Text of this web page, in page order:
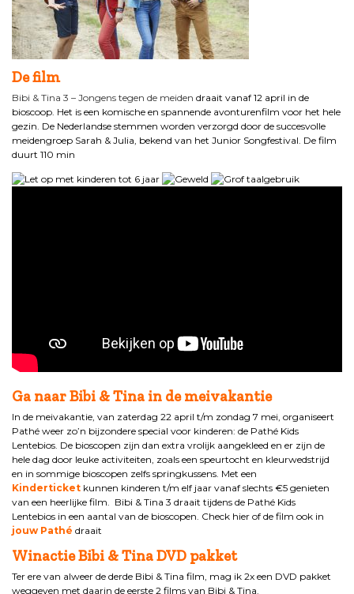
De film
Bibi & Tina 3 – Jongens tegen de meiden draait vanaf 12 april in de
bioscoop. Het is een komische en spannende avonturenfilm voor het hele
gezin. De Nederlandse stemmen worden verzorgd door de succesvolle
meidengroep Sarah & Julia, bekend van het Junior Songfestival. De film
duurt 110 min
Ga naar Bibi & Tina in de meivakantie
In de meivakantie, van zaterdag 22 april t/m zondag 7 mei, organiseert
Pathé weer zo’n bijzondere special voor kinderen: de Pathé Kids
Lentebios. De bioscopen zijn dan extra vrolijk aangekleed en er zijn de
hele dag door leuke activiteiten, zoals een speurtocht en kleurwedstrijd
en in sommige bioscopen zelfs springkussens. Met een
Kinderticket kunnen kinderen t/m elf jaar vanaf slechts €5 genieten
van een heerlijke film. Bibi & Tina 3 draait tijdens de Pathé Kids
Lentebios in een aantal van de bioscopen. Check hier of de film ook in
jouw Pathé draait
Winactie Bibi & Tina DVD pakket
Ter ere van alweer de derde Bibi & Tina film, mag ik 2x een DVD pakket
weggeven met daarin de eerste 2 films van Bibi & Tina.